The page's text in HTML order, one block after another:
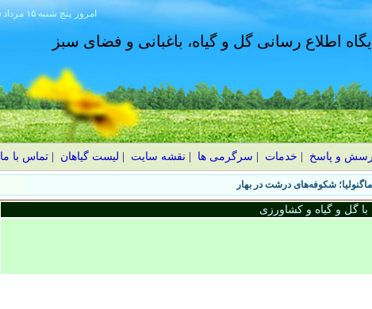
۱۴۰۵ پنج شنبه ۱۵ مرداد امروز
اطلاع رسانی گل و گیاه، باغبانی و فضای سبز
و پاسخ خدمات سرگرمی ها نقشه سایت لیست گیاهان |تماس با ما
شکوفه‌های درشت در بهار
گل و گیاه و کشاورزی